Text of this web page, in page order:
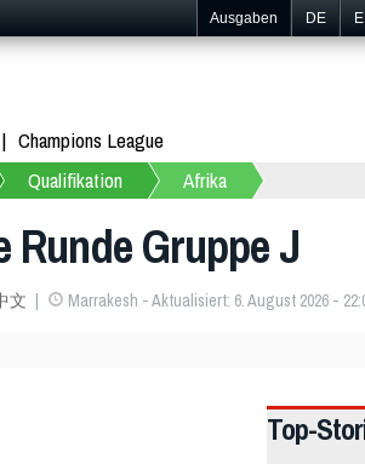
Ausgaben DE
Champions League
Qualifikation Afrika
Runde Gruppe J
文 Marrakesh - Aktualisiert: 6. August 2026 -
Top-